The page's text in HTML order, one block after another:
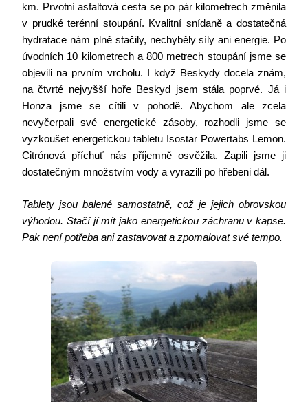
km. Prvotní asfaltová cesta se po pár kilometrech změnila
v prudké terénní stoupání. Kvalitní snídaně a dostatečná
hydratace nám plně stačily, nechyběly síly ani energie. Po
úvodních 10 kilometrech a 800 metrech stoupání jsme se
objevili na prvním vrcholu. I když Beskydy docela znám,
na čtvrté nejvyšší hoře Beskyd jsem stála poprvé. Já i
Honza jsme se cítili v pohodě. Abychom ale zcela
nevyčerpali své energetické zásoby, rozhodli jsme se
vyzkoušet energetickou tabletu Isostar Powertabs Lemon.
Citrónová příchuť nás příjemně osvěžila. Zapili jsme ji
dostatečným množstvím vody a vyrazili po hřebeni dál.
Tablety jsou balené samostatně, což je jejich obrovskou
výhodou. Stačí jí mít jako energetickou záchranu v kapse.
Pak není potřeba ani zastavovat a zpomalovat své tempo.